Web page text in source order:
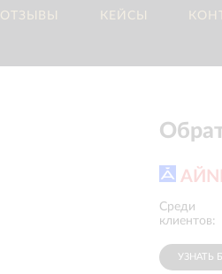
ОТЗЫВЫ КЕЙСЫ
Среди
клиентов:
La Roche Posay
УЗНАТЬ